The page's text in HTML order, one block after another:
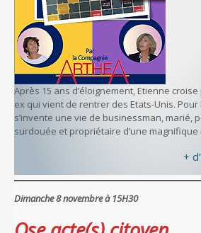
Après 15 ans d’éloignement, Etienne
ex qui vient de rentrer des Etats-Unis. Pour
s’invente une vie de businessman, marié,
surdouée et propriétaire d’une
+
Dimanche 8 novembre à 15H30